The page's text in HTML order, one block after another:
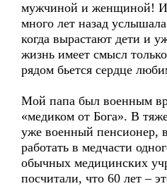
мужчиной и женщиной!
много лет назад
когда вырастают дети и
жизнь имеет смысл
рядом бьется сердце
Мой папа был военным
«медиком от Бога». В
уже военный пенсионер,
работать в медчасти
обычных медицинских
посчитали, что 60 лет –